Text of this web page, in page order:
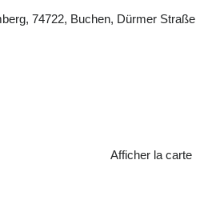
74722, Buchen, Dürmer Straße
Afficher la carte